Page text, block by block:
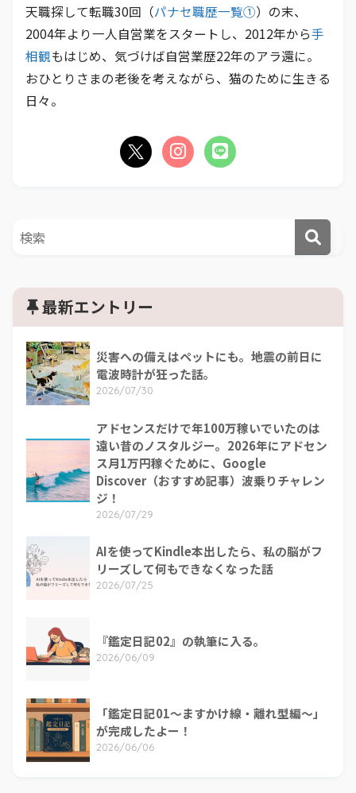
天職探して転職30回（パナセ職歴一覧①）の末、
2004年より一人自営業をスタートし、2012年から手
相観もはじめ、気づけば自営業歴22年のアラ還に。
おひとりさまの老後を考えながら、猫のために生きる
日々。
最新エントリー
災害への備えはペットにも。地震の前日に
電波時計が狂った話。
2026/07/30
アドセンスだけで年100万稼いでいたのは
遠い昔のノスタルジー。2026年にアドセン
ス月1万円稼ぐために、Google
Discover（おすすめ記事）波乗りチャレン
ジ！
2026/07/29
AIを使ってKindle本出したら、私の脳がフ
リーズして何もできなくなった話
2026/07/25
『鑑定日記02』の執筆に入る。
2026/06/09
「鑑定日記01～ますかけ線・離れ型編～」
が完成したよー！
2026/06/06